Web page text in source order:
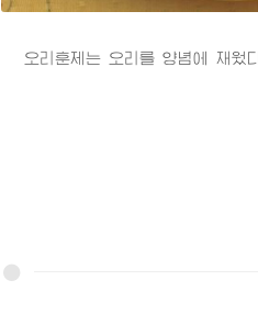
오리훈제는 오리를 양념에 재웠